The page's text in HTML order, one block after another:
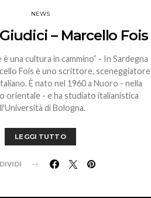
NEWS
– Marcello Fois
una cultura in cammino” - In Sardegna
Fois è uno scrittore, sceneggiatore
È nato nel 1960 a Nuoro - nella
orientale - e ha studiato italianistica
di Bologna.
LEGGI TUTTO